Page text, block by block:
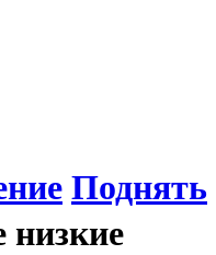
Поднять
низкие